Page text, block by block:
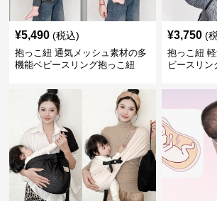
¥5,490 (税込)
抱っこ紐 通気メッシュ素材の多
機能ベビースリング抱っこ紐
¥3,750 (
抱っこ紐
ビースリン